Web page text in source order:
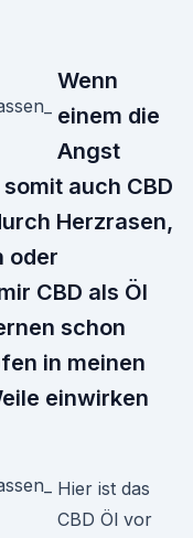
Wenn
einem die
Angst
auch CBD
Herzrasen,
oder
CBD als Öl
schon
in meinen
einwirken
Hier ist das
CBD Öl vor